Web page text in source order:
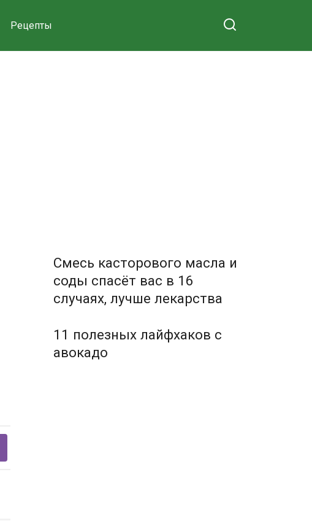
Рецепты
Смесь касторового масла и
соды спасёт вас в 16
случаях, лучше лекарства
11 полезных лайфхаков с
авокадо